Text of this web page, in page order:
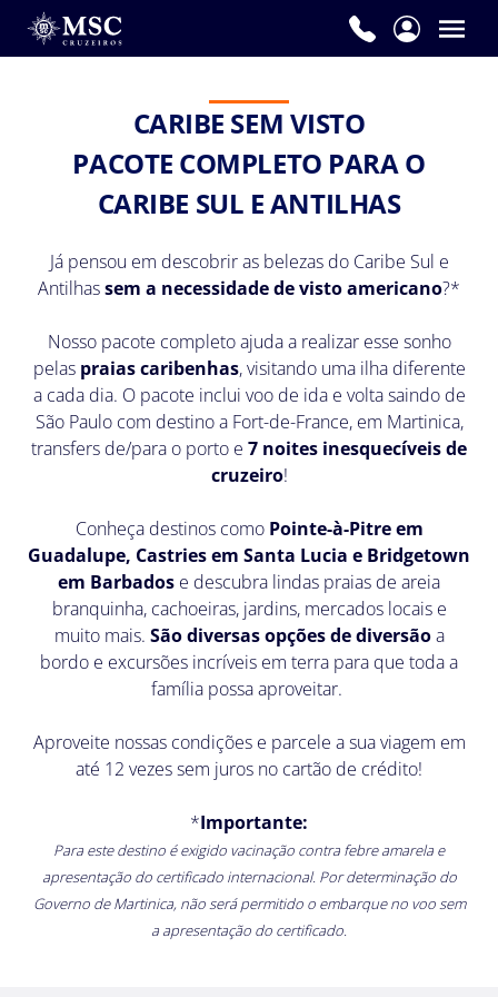
Nome
*
mail
DDD
viagem
que
você
CARIBE SEM VISTO
PACOTE COMPLETO PARA O
CARIBE SUL E ANTILHAS
Já pensou em descobrir as belezas do Caribe Sul e
Antilhassem a necessidade de visto americano?*
Nosso pacote completo ajuda a realizar esse sonho
pelas praias caribenhas, visitando uma ilha diferente
a cada dia. O pacote inclui voo de ida e volta saindo de
São Paulo com destino a Fort-de-France, em Martinica,
transfers de/para o porto e 7 noites inesquecíveis de
cruzeiro!
Conheça destinos como Pointe-à-Pitre em
Guadalupe, Castries em Santa Lucia e Bridgetown
em Barbados e descubra lindas praias de areia
branquinha, cachoeiras, jardins, mercados locais e
muito mais. São diversas opções de diversãoa
bordo e excursões incríveis em terra para que toda a
família possa aproveitar.
Aproveite nossas condições e parcele a sua viagem em
até 12 vezes sem juros no cartão de crédito!
*Importante:
Para este destino é exigido vacinação contra febre amarela e
apresentação do certificado internacional. Por determinação do
Governo de Martinica, não será permitido o embarque no voo sem
a apresentação do certificado.